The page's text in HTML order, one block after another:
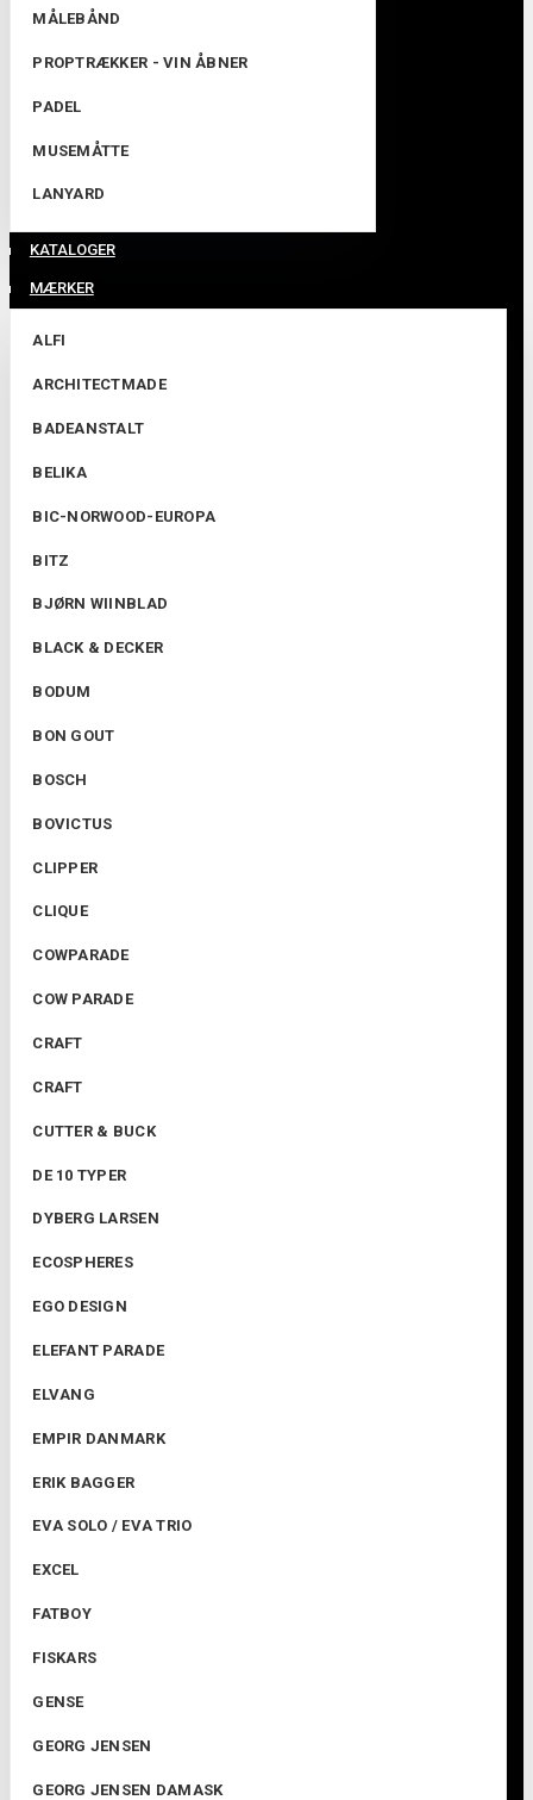
MÅLEBÅND
PROPTRÆKKER - VIN ÅBNER
PADEL
MUSEMÅTTE
LANYARD
MÆRKER
ALFI
ARCHITECTMADE
BADEANSTALT
BELIKA
BIC-NORWOOD-EUROPA
BITZ
BJØRN WIINBLAD
BLACK & DECKER
BODUM
BON GOUT
BOSCH
BOVICTUS
CLIPPER
CLIQUE
COWPARADE
COW PARADE
CRAFT
CRAFT
CUTTER & BUCK
DE 10 TYPER
DYBERG LARSEN
ECOSPHERES
EGO DESIGN
ELEFANT PARADE
ELVANG
EMPIR DANMARK
ERIK BAGGER
EVA SOLO / EVA TRIO
EXCEL
FATBOY
FISKARS
GENSE
GEORG JENSEN
GEORG JENSEN DAMASK
KATALOGER